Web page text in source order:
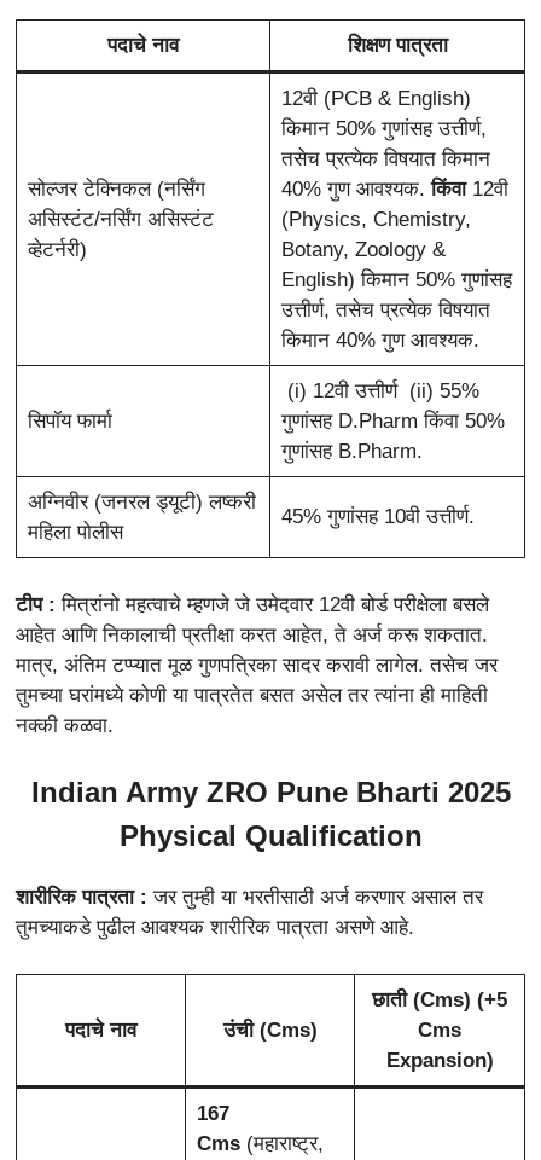
पदाचे नाव शिक्षण पात्रता
सोल्जर टेक्निकल (नर्सिंग
असिस्टंट/नर्सिंग असिस्टंट
व्हेटर्नरी)
12वी (PCB & English)
किमान 50% गुणांसह उत्तीर्ण,
तसेच प्रत्येक विषयात किमान
40% गुण आवश्यक.किंवा12वी
(Physics, Chemistry,
Botany, Zoology &
English) किमान 50% गुणांसह
उत्तीर्ण, तसेच प्रत्येक विषयात
किमान 40% गुण आवश्यक.
सिपॉय फार्मा
(i) 12वी उत्तीर्ण (ii) 55%
गुणांसह D.Pharm किंवा 50%
गुणांसह B.Pharm.
अग्निवीर (जनरल ड्यूटी) लष्करी
महिला पोलीस
45% गुणांसह 10वी उत्तीर्ण.
टीप :मित्रांनो महत्वाचे म्हणजे जे उमेदवार 12वी बोर्ड परीक्षेला बसले
आहेत आणि निकालाची प्रतीक्षा करत आहेत, ते अर्ज करू शकतात.
मात्र, अंतिम टप्प्यात मूळ गुणपत्रिका सादर करावी लागेल. तसेच जर
तुमच्या घरांमध्ये कोणी या पात्रतेत बसत असेल तर त्यांना ही माहिती
नक्की कळवा.
Indian Army ZRO Pune Bharti 2025
Physical Qualification
शारीरिक पात्रता :जर तुम्ही या भरतीसाठी अर्ज करणार असाल तर
तुमच्याकडे पुढील आवश्यक शारीरिक पात्रता असणे आहे.
पदाचे नाव उंची (Cms)
छाती (Cms) (+5
Cms
Expansion)
167
Cms(महाराष्ट्र,